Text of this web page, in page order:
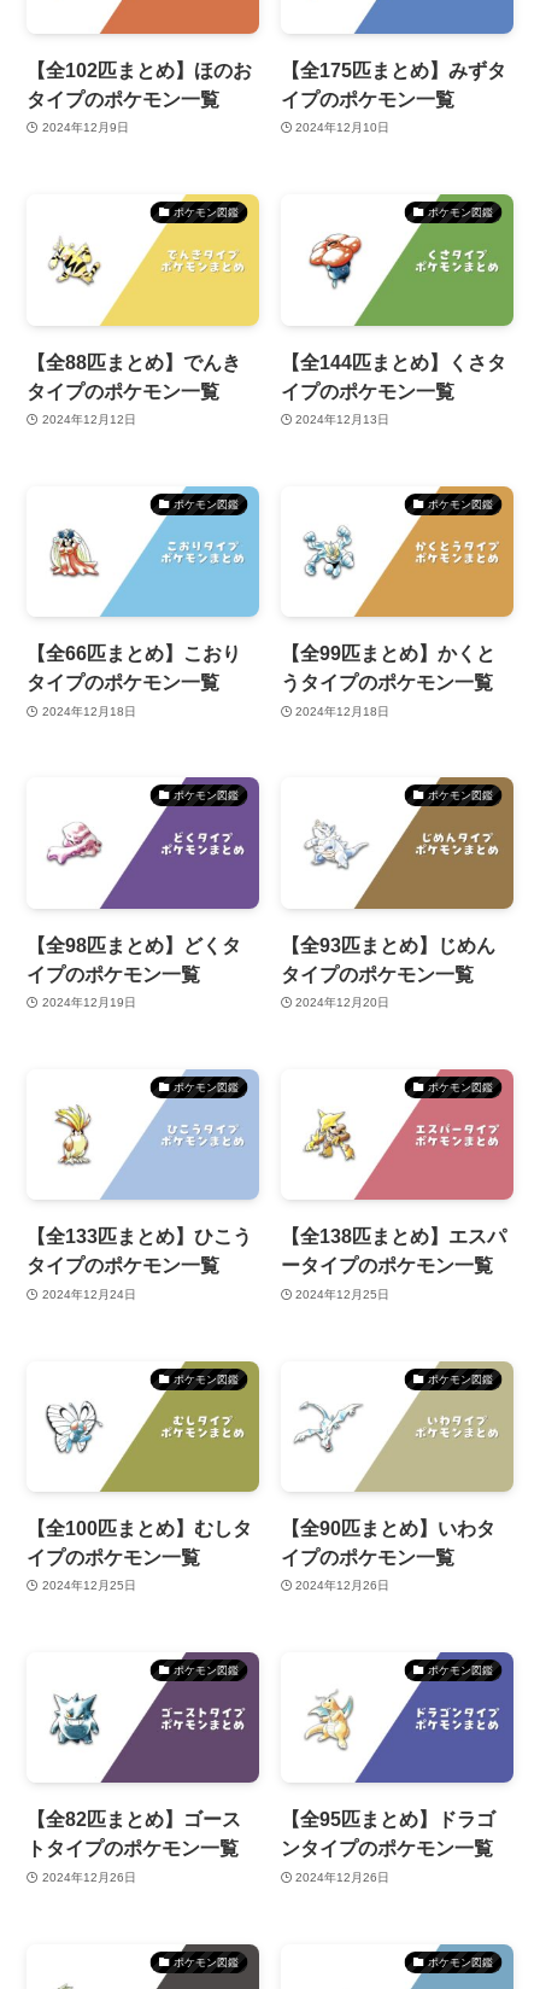
【全102匹まとめ】ほのお
タイプのポケモン一覧
2024年12月9日
【全175匹まとめ】みずタ
イプのポケモン一覧
2024年12月10日
ポケモン図鑑
【全88匹まとめ】でんき
タイプのポケモン一覧
2024年12月12日
ポケモン図鑑
【全144匹まとめ】くさタ
イプのポケモン一覧
2024年12月13日
ポケモン図鑑
【全66匹まとめ】こおり
タイプのポケモン一覧
2024年12月18日
ポケモン図鑑
【全99匹まとめ】かくと
うタイプのポケモン一覧
2024年12月18日
ポケモン図鑑
【全98匹まとめ】どくタ
イプのポケモン一覧
2024年12月19日
ポケモン図鑑
【全93匹まとめ】じめん
タイプのポケモン一覧
2024年12月20日
ポケモン図鑑
【全133匹まとめ】ひこう
タイプのポケモン一覧
2024年12月24日
ポケモン図鑑
【全138匹まとめ】エスパ
ータイプのポケモン一覧
2024年12月25日
ポケモン図鑑
【全100匹まとめ】むしタ
イプのポケモン一覧
2024年12月25日
ポケモン図鑑
【全90匹まとめ】いわタ
イプのポケモン一覧
2024年12月26日
ポケモン図鑑
【全82匹まとめ】ゴース
トタイプのポケモン一覧
2024年12月26日
ポケモン図鑑
【全95匹まとめ】ドラゴ
ンタイプのポケモン一覧
2024年12月26日
ポケモン図鑑 ポケモン図鑑